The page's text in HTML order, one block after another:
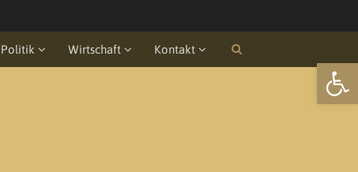
Politik Wirtschaft Kontakt